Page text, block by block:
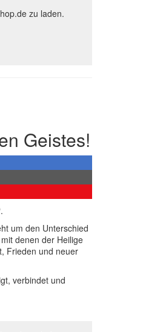
zu laden.
Geistes!
um den Unterschied
denen der Heilige
Frieden und neuer
verbindet und